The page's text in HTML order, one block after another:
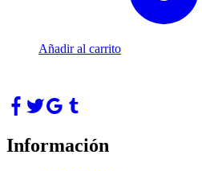
Añadir al carrito
Información